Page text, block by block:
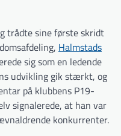
trådte sine første skridt
Halmstads
sig som en ledende
udvikling gik stærkt, og
på klubbens P19-
signalerede, at han var
konkurrenter.